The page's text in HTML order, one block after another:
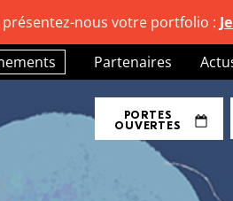
Partenaires
PORTES
OUVERTES
nous votre portfolio :